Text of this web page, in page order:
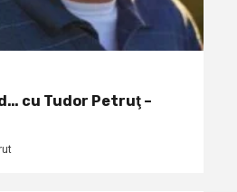
cu Tudor Petruţ –